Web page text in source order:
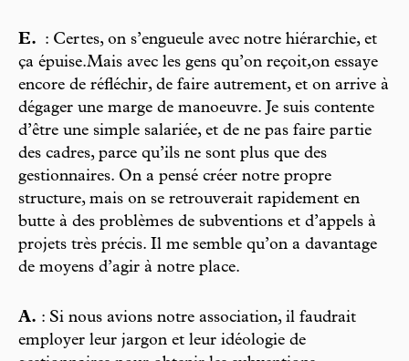
E.
: Certes, on s’engueule avec notre hiérarchie, et
ça épuise.Mais avec les gens qu’on reçoit,on essaye
encore de réfléchir, de faire autrement, et on arrive à
dégager une marge de manoeuvre. Je suis contente
d’être une simple salariée, et de ne pas faire partie
des cadres, parce qu’ils ne sont plus que des
gestionnaires. On a pensé créer notre propre
structure, mais on se retrouverait rapidement en
butte à des problèmes de subventions et d’appels à
projets très précis. Il me semble qu’on a davantage
de moyens d’agir à notre place.
A. : Si nous avions notre association, il faudrait
employer leur jargon et leur idéologie de